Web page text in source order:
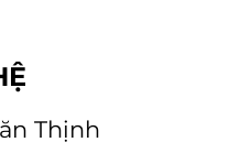
Thịnh